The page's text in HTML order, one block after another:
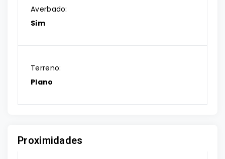
Averbado:
Sim
Terreno:
Plano
Proximidades